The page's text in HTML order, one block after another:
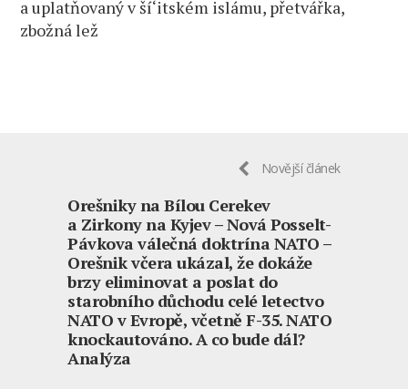
a uplatňovaný v ší‘itském islámu, přetvářka,
zbožná lež
Novější článek
Orešniky na Bílou Cerekev
a Zirkony na Kyjev – Nová Posselt-
Pávkova válečná doktrína NATO –
Orešnik včera ukázal, že dokáže
brzy eliminovat a poslat do
starobního důchodu celé letectvo
NATO v Evropě, včetně F-35. NATO
knockautováno. A co bude dál?
Analýza